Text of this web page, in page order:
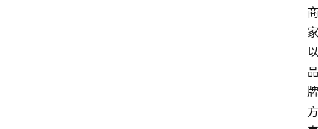
商
家
以
品
牌
方